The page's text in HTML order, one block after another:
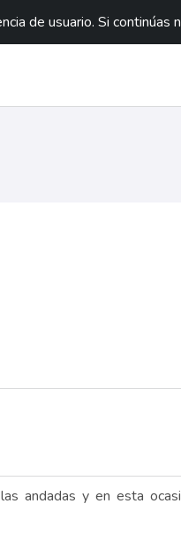
de usuario. Si continúas
andadas y en esta